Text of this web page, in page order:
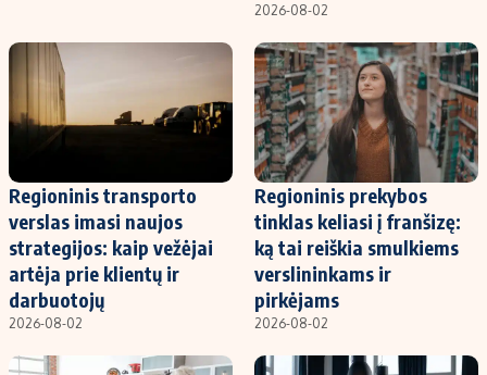
2026-08-02
Regioninis transporto
verslas imasi naujos
strategijos: kaip vežėjai
artėja prie klientų ir
darbuotojų
2026-08-02
Regioninis prekybos
tinklas keliasi į franšizę:
ką tai reiškia smulkiems
verslininkams ir
pirkėjams
2026-08-02